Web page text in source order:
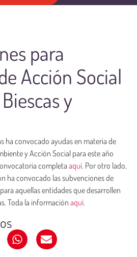
para
Acción Social
y
ha convocado ayudas en materia de
y Acción Social para este año
completa aquí. Por otro lado,
ha convocado las subvenciones de
aquellas entidades que desarrollen
Toda la información aquí.